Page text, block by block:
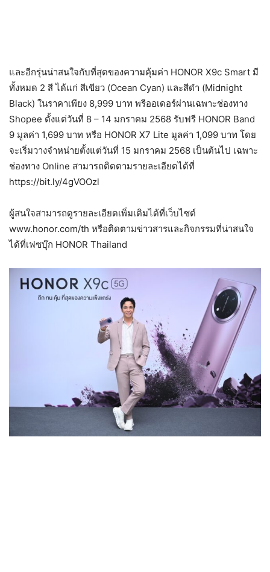
และอีกรุ่นน่าสนใจกับที่สุดของความคุ้มค่า HONOR X9c Smart มี
ทั้งหมด 2 สี ได้แก่ สีเขียว (Ocean Cyan) และสีดำ (Midnight
Black) ในราคาเพียง 8,999 บาท พรีออเดอร์ผ่านเฉพาะช่องทาง
Shopee ตั้งแต่วันที่ 8 – 14 มกราคม 2568 รับฟรี HONOR Band
9 มูลค่า 1,699 บาท หรือ HONOR X7 Lite มูลค่า 1,099 บาท โดย
จะเริ่มวางจำหน่ายตั้งแต่วันที่ 15 มกราคม 2568 เป็นต้นไป เฉพาะ
ช่องทาง Online สามารถติดตามรายละเอียดได้ที่
https://bit.ly/4gVOOzl
ผู้สนใจสามารถดูรายละเอียดเพิ่มเติมได้ที่เว็บไซต์
www.honor.com/th หรือติดตามข่าวสารและกิจกรรมที่น่าสนใจ
ได้ที่เฟซบุ๊ก HONOR Thailand